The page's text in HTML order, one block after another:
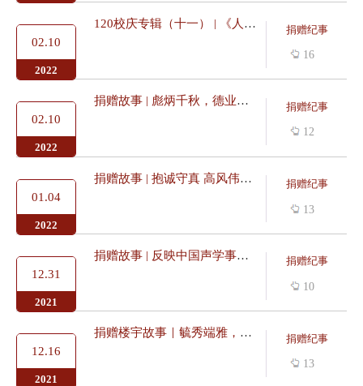
02.10
2022
捐赠纪事
16
120校庆专辑（十一） | 《人民日报》整版刊登南大百廿校庆海报
02.10
2022
捐赠纪事
12
捐赠故事 | 彪炳千秋，德业长存：深切悼念方润华先生
01.04
2022
捐赠纪事
13
捐赠故事 | 抱诚守真 高风伟节：记捐赠人蒙民伟先生
12.31
2021
捐赠纪事
10
捐赠故事 | 反映中国声学事业奠基人之一魏荣爵院士事迹纪录片拍...
12.16
2021
捐赠纪事
13
捐赠楼宇故事｜毓秀端雅，“耀”看河仁！